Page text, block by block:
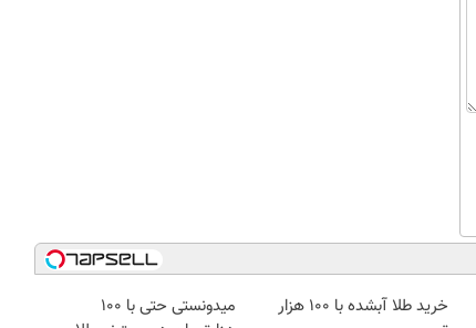
خرید طلا آبشده با 100 هزار
میدونستی حتی با ۱۰۰